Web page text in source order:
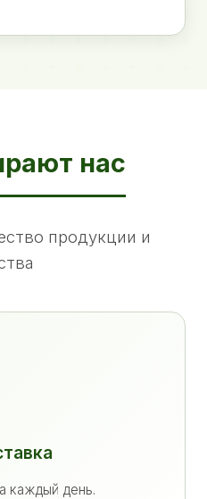
нас
продукции и
каждый день.